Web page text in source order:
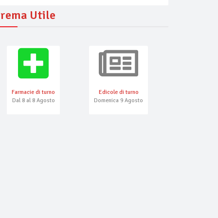
Utile
Farmacie di turno
Dal 8 al 8 Agosto
Edicole di turno
Domenica 9 Agosto